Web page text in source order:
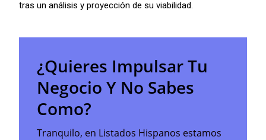
tras un análisis y proyección de su viabilidad.
¿Quieres Impulsar Tu
Negocio Y No Sabes
Como?
Tranquilo, en Listados Hispanos estamos